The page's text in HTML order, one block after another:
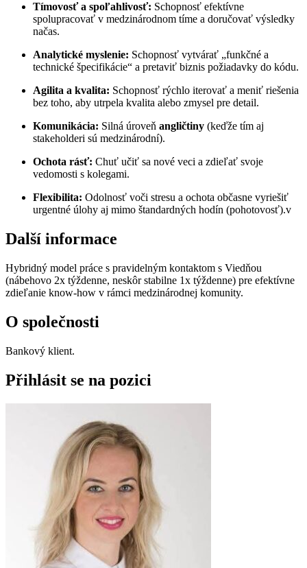
Tímovosť a spoľahlivosť: Schopnosť efektívne
spolupracovať v medzinárodnom tíme a doručovať výsledky
načas.
Analytické myslenie: Schopnosť vytvárať „funkčné a
technické špecifikácie“ a pretaviť biznis požiadavky do kódu.
Agilita a kvalita: Schopnosť rýchlo iterovať a meniť riešenia
bez toho, aby utrpela kvalita alebo zmysel pre detail.
Komunikácia: Silná úroveň angličtiny (keďže tím aj
stakeholderi sú medzinárodní).
Ochota rásť: Chuť učiť sa nové veci a zdieľať svoje
vedomosti s kolegami.
Flexibilita: Odolnosť voči stresu a ochota občasne vyriešiť
urgentné úlohy aj mimo štandardných hodín (pohotovosť).v
Další informace
Hybridný model práce s pravidelným kontaktom s Viedňou
(nábehovo 2x týždenne, neskôr stabilne 1x týždenne) pre efektívne
zdieľanie know-how v rámci medzinárodnej komunity.
O společnosti
Bankový klient.
Přihlásit se na pozici